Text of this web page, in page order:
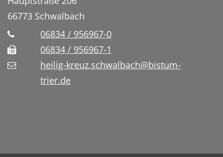
66773 Schwalbach
06834 / 956967-0
06834 / 956967-1
heilig-kreuz.schwalbach@bistum-
trier.de